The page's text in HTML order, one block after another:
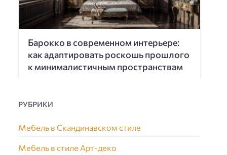
Барокко в современном интерьере:
как адаптировать роскошь прошлого
к минималистичным пространствам
РУБРИКИ
Мебель в Скандинавском стиле
Мебель в стиле Арт-деко